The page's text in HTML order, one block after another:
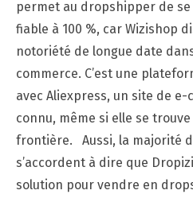
permet au dropshipper de
fiable à 100 %, car Wizishop
notoriété de longue date
commerce. C’est une
avec Aliexpress, un site de
connu, même si elle se
frontière. Aussi, la majorité
s’accordent à dire que
solution pour vendre en